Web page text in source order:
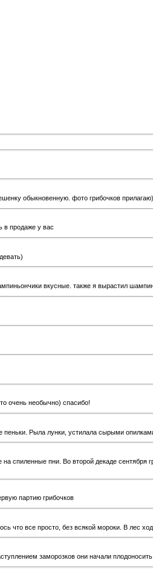
обыкновенную. фото грибочков прилагаю)
в продаже у вас
вкусные. также я вырастил
очень необычно) спасибо!
Рыла лунки, устилала сырыми
спиленные пни. Во второй декаде
партию грибочков
что все просто, без всякой мороки. В лес
заморозков они начали плодоносить